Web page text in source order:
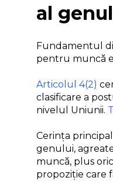
al
Fundamentul
pentru muncă
Articolul 4(2)
clasificare a
nivelul Uniunii.
Cerința
genului,
muncă, plus
propoziție care